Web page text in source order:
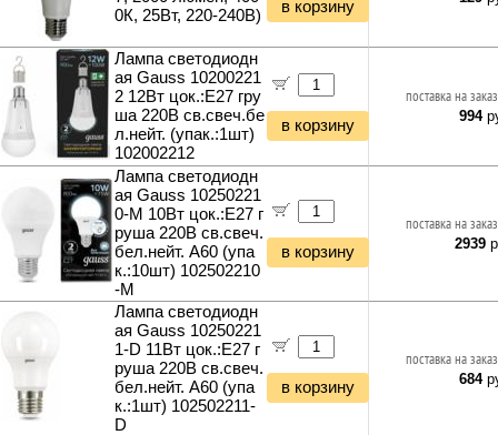
0К, 25Вт, 220-240В)
в корзину
Лампа светодиодн
ая Gauss 10200221
2 12Вт цок.:E27 гру
ша 220B св.свеч.бе
л.нейт. (упак.:1шт)
102002212
в корзину
поставка на
994
Лампа светодиодн
ая Gauss 10250221
0-M 10Вт цок.:E27 г
руша 220B св.свеч.
бел.нейт. A60 (упа
к.:10шт) 102502210
-M
в корзину
поставка на
2939
Лампа светодиодн
ая Gauss 10250221
1-D 11Вт цок.:E27 г
руша 220B св.свеч.
бел.нейт. A60 (упа
к.:1шт) 102502211-
D
в корзину
поставка на
684